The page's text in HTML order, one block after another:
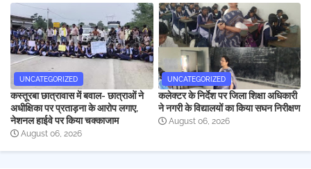
UNCATEGORIZED
कस्तूरबा छात्रावास में बवाल- छात्राओं ने
अधीक्षिका पर प्रताड़ना के आरोप लगाए,
नेशनल हाईवे पर किया चक्काजाम
August 06, 2026
UNCATEGORIZED
कलेक्टर के निर्देश पर जिला शिक्षा अधिकारी
ने नगरी के विद्यालयों का किया सघन निरीक्षण
August 06, 2026